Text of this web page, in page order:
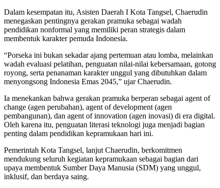
Dalam kesempatan itu, Asisten Daerah I Kota Tangsel, Chaerudin
menegaskan pentingnya gerakan pramuka sebagai wadah
pendidikan nonformal yang memiliki peran strategis dalam
membentuk karakter pemuda Indonesia.
“Porseka ini bukan sekadar ajang pertemuan atau lomba, melainkan
wadah evaluasi pelatihan, penguatan nilai-nilai kebersamaan, gotong
royong, serta penanaman karakter unggul yang dibutuhkan dalam
menyongsong Indonesia Emas 2045,” ujar Chaerudin.
Ia menekankan bahwa gerakan pramuka berperan sebagai agent of
change (agen perubahan), agent of development (agen
pembangunan), dan agent of innovation (agen inovasi) di era digital.
Oleh karena itu, penguatan literasi teknologi juga menjadi bagian
penting dalam pendidikan kepramukaan hari ini.
Pemerintah Kota Tangsel, lanjut Chaerudin, berkomitmen
mendukung seluruh kegiatan kepramukaan sebagai bagian dari
upaya membentuk Sumber Daya Manusia (SDM) yang unggul,
inklusif, dan berdaya saing.